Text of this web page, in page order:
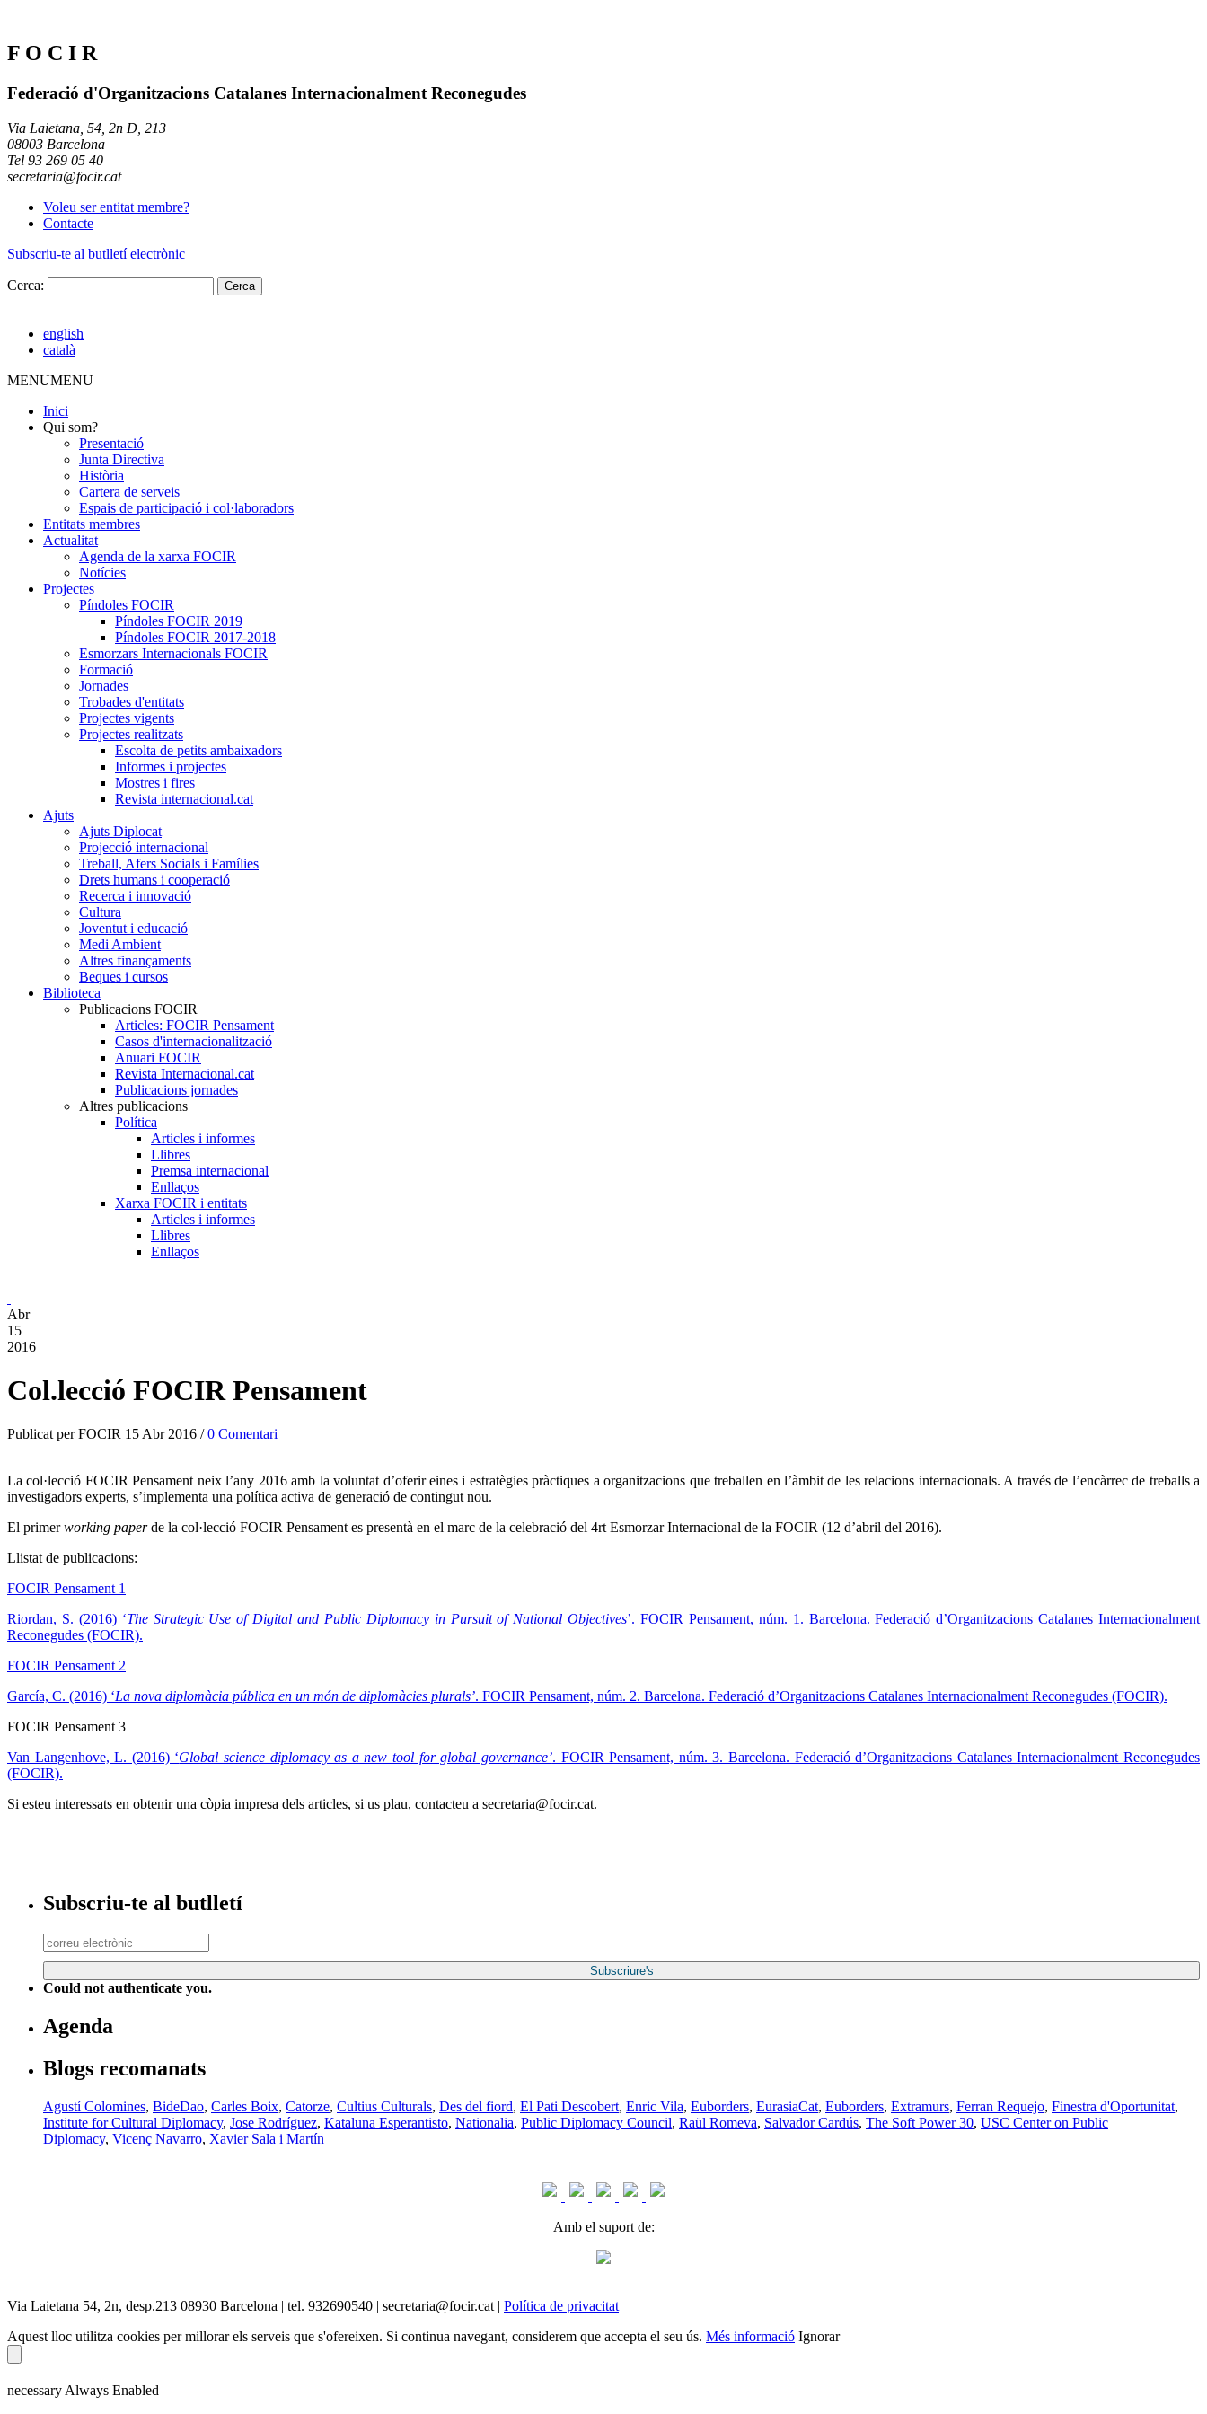
F O C I R
Federació d'Organitzacions Catalanes Internacionalment Reconegudes
Via Laietana, 54, 2n D, 213
08003 Barcelona
Tel 93 269 05 40
secretaria@focir.cat
Voleu ser entitat membre?
Contacte
Subscriu-te al butlletí electrònic
Cerca:
english
català
MENUMENU
Inici
Qui som?
Presentació
Junta Directiva
Història
Cartera de serveis
Espais de participació i col·laboradors
Entitats membres
Actualitat
Agenda de la xarxa FOCIR
Notícies
Projectes
Píndoles FOCIR
Píndoles FOCIR 2019
Píndoles FOCIR 2017-2018
Esmorzars Internacionals FOCIR
Formació
Jornades
Trobades d'entitats
Projectes vigents
Projectes realitzats
Escolta de petits ambaixadors
Informes i projectes
Mostres i fires
Revista internacional.cat
Ajuts
Ajuts Diplocat
Projecció internacional
Treball, Afers Socials i Famílies
Drets humans i cooperació
Recerca i innovació
Cultura
Joventut i educació
Medi Ambient
Altres finançaments
Beques i cursos
Biblioteca
Publicacions FOCIR
Articles: FOCIR Pensament
Casos d'internacionalització
Anuari FOCIR
Revista Internacional.cat
Publicacions jornades
Altres publicacions
Política
Articles i informes
Llibres
Premsa internacional
Enllaços
Xarxa FOCIR i entitats
Articles i informes
Llibres
Enllaços
Abr
15
2016
Col.lecció FOCIR Pensament
Publicat per FOCIR 15 Abr 2016 /0 Comentari
La col·lecció FOCIR Pensament neix l’any 2016 amb la voluntat d’oferir eines i estratègies pràctiques a organitzacions que treballen en l’àmbit de les relacions internacionals. A través de l’encàrrec de treballs a
investigadors experts, s’implementa una política activa de generació de contingut nou.
El primerworking paperde la col·lecció FOCIR Pensament es presentà en el marc de la celebració del 4rt Esmorzar Internacional de la FOCIR (12 d’abril del 2016).
Llistat de publicacions:
FOCIR Pensament 1
Riordan, S. (2016) ‘The Strategic Use of Digital and Public Diplomacy in Pursuit of National Objectives’. FOCIR Pensament, núm. 1. Barcelona. Federació d’Organitzacions Catalanes Internacionalment
Reconegudes (FOCIR).
FOCIR Pensament 2
García, C. (2016) ‘La nova diplomàcia pública en un món de diplomàcies plurals’. FOCIR Pensament, núm. 2. Barcelona. Federació d’Organitzacions Catalanes Internacionalment Reconegudes (FOCIR).
FOCIR Pensament 3
Van Langenhove, L. (2016) ‘Global science diplomacy as a new tool for global governance’. FOCIR Pensament, núm. 3. Barcelona. Federació d’Organitzacions Catalanes Internacionalment Reconegudes
(FOCIR).
Si esteu interessats en obtenir una còpia impresa dels articles, si us plau, contacteu a secretaria@focir.cat.
Subscriu-te al butlletí
Could not authenticate you.
Agenda
Blogs recomanats
Agustí Colomines, BideDao, Carles Boix, Catorze, Cultius Culturals, Des del fiord, El Pati Descobert, Enric Vila, Euborders, EurasiaCat, Euborders, Extramurs, Ferran Requejo, Finestra d'Oportunitat,
Institute for Cultural Diplomacy, Jose Rodríguez, Kataluna Esperantisto, Nationalia, Public Diplomacy Council, Raül Romeva, Salvador Cardús, The Soft Power 30, USC Center on Public
Diplomacy, Vicenç Navarro, Xavier Sala i Martín
Amb el suport de:
Via Laietana 54, 2n, desp.213 08930 Barcelona | tel. 932690540 | secretaria@focir.cat | Política de privacitat
Aquest lloc utilitza cookies per millorar els serveis que s'ofereixen. Si continua navegant, considerem que accepta el seu ús. Més informació Ignorar
necessary Always Enabled